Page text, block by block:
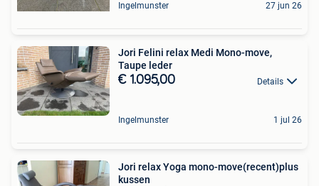
Ingelmunster 27 jun 26
Jori Felini relax Medi Mono-move,
Taupe leder
€ 1.095,00 Details
Ingelmunster 1 jul 26
Jori relax Yoga mono-move(recent)plus
kussen